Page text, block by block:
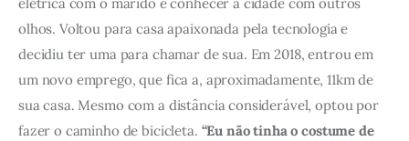
elétrica com o marido e conhecer a cidade com outros
olhos. Voltou para casa apaixonada pela tecnologia e
decidiu ter uma para chamar de sua. Em 2018, entrou em
um novo emprego, que fica a, aproximadamente, 11km de
sua casa. Mesmo com a distância considerável, optou por
fazer o caminho de bicicleta. “Eu não tinha o costume de